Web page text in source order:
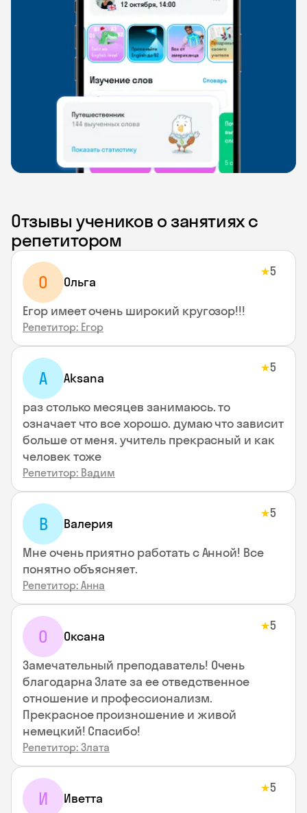
Отзывы учеников о занятиях с
репетитором
О Ольга
★5
Егор имеет очень широкий кругозор!!!
Репетитор: Егор
A Aksana
★5
раз столько месяцев занимаюсь. то
означает что все хорошо. думаю что зависит
больше от меня. учитель прекрасный и как
человек тоже
Репетитор: Вадим
В Валерия
★5
Мне очень приятно работать с Анной! Все
понятно объясняет.
Репетитор: Анна
О Оксана
★5
Замечательный преподаватель! Очень
благодарна Злате за ее отведственное
отношение и профессионализм.
Прекрасное произношение и живой
немецкий! Спасибо!
Репетитор: Злата
И Иветта
★5